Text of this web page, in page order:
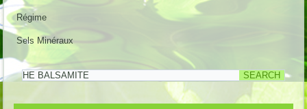
Régime
Sels Minéraux